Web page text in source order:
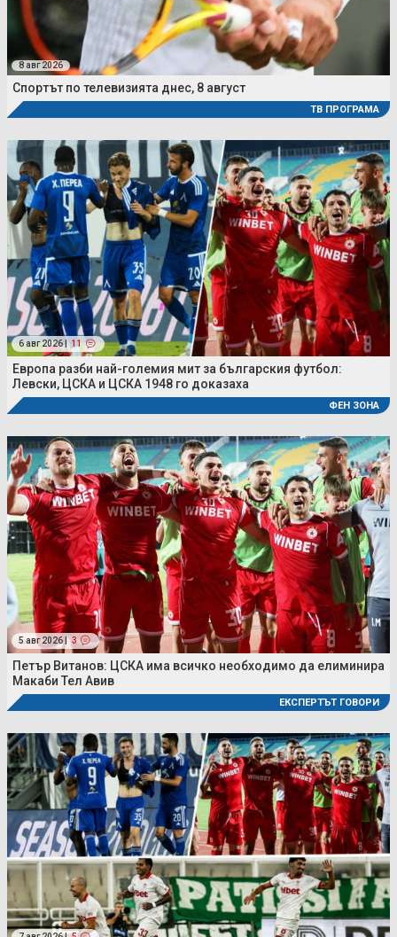
8 авг 2026
Спортът по телевизията днес, 8 август
ТВ ПРОГРАМА
6 авг 2026 | 11
Европа разби най-големия мит за българския футбол:
Левски, ЦСКА и ЦСКА 1948 го доказаха
ФЕН ЗОНА
5 авг 2026 | 3
Петър Витанов: ЦСКА има всичко необходимо да елиминира
Макаби Тел Авив
ЕКСПЕРТЪТ ГОВОРИ